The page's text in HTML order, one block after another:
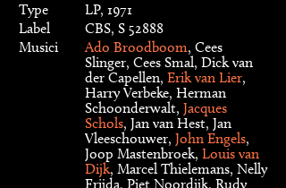
Type
LP, 1971
Label
CBS, S 52888
Musici
Ado Broodboom, Cees
Slinger, Cees Smal, Dick van
der Capellen, Erik van Lier,
Harry Verbeke, Herman
Schoonderwalt, Jacques
Schols, Jan van Hest, Jan
Vleeschouwer, John Engels,
Joop Mastenbroek, Louis van
Dijk, Marcel Thielemans, Nelly
Frijda, Piet Noordijk, Rudy